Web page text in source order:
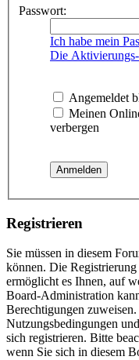
Passwort:
Ich habe mein
Die
Angemeldet
Meinen
verbergen
Registrieren
Sie müssen in diesem
können. Die
ermöglicht es Ihnen, auf
Board-Administration
Berechtigungen
Nutzungsbedingungen
sich registrieren. Bitte
wenn Sie sich in diesem